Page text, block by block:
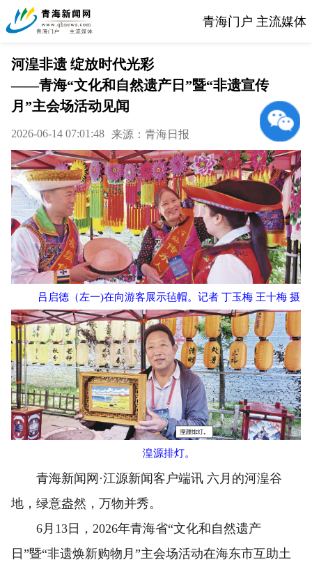
青海门户 主流媒体
河湟非遗 绽放时代光彩
——青海“文化和自然遗产日”暨“非遗宣传
月”主会场活动见闻
2026-06-14 07:01:48 来源：青海日报
吕启德（左一)在向游客展示毡帽。记者 丁玉梅 王十梅 摄
湟源排灯。
青海新闻网·江源新闻客户端讯 六月的河湟谷
地，绿意盎然，万物并秀。
6月13日，2026年青海省“文化和自然遗产
日”暨“非遗焕新购物月”主会场活动在海东市互助土